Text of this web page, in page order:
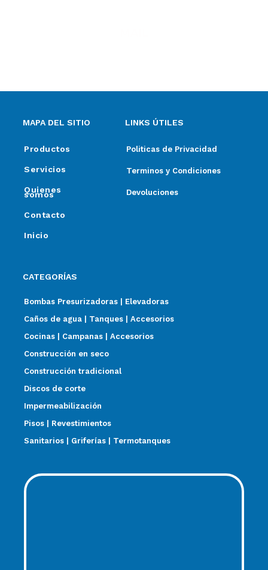
MAPA DEL SITIO
Productos
Servicios
Quienes
somos
Contacto
Inicio
LINKS ÚTILES
Politicas de Privacidad
Terminos y Condiciones
Devoluciones
CATEGORÍAS
Bombas Presurizadoras | Elevadoras
Caños de agua | Tanques | Accesorios
Cocinas | Campanas | Accesorios
Construcción en seco
Construcción tradicional
Discos de corte
Impermeabilización
Pisos | Revestimientos
Sanitarios | Griferías | Termotanques